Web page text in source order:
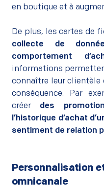
en boutique et à
De plus, les cartes de
collecte de
comportement
informations
connaître leur clientèle
conséquence. Par
créer des
l’historique d’achat
sentiment de relation
Personnalisation
omnicanale